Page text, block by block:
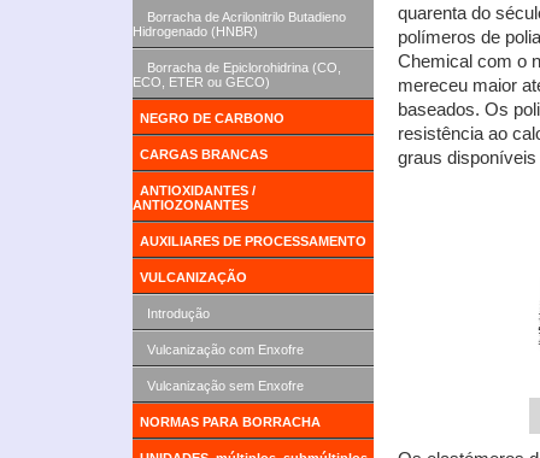
Borracha de Acrilonitrilo Butadieno
Hidrogenado (HNBR)
Borracha de Epiclorohidrina (CO,
ECO, ETER ou GECO)
NEGRO DE CARBONO
CARGAS BRANCAS
ANTIOXIDANTES /
ANTIOZONANTES
AUXILIARES DE PROCESSAMENTO
VULCANIZAÇÃO
Introdução
Vulcanização com Enxofre
Vulcanização sem Enxofre
NORMAS PARA BORRACHA
quarenta do
polímeros de
Chemical com o
mereceu maior
baseados. Os
resistência ao
graus